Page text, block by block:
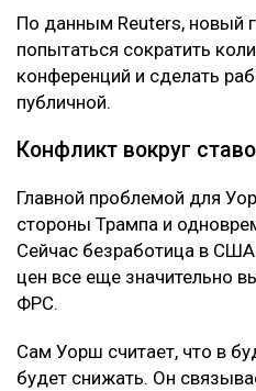
По данным Reuters, новый
попытаться сократить
конференций и сделать
публичной.
Конфликт вокруг
Главной проблемой для
стороны Трампа и
Сейчас безработица в США
цен все еще значительно
ФРС.
Сам Уорш считает, что в
будет снижать. Он